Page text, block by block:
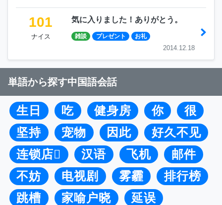
101
ナイス
気に入りました！ありがとう。
雑談 プレゼント お礼
2014.12.18
単語から探す中国語会話
生日 吃 健身房 你
很
坚持
宠物 因此
好久不见
连锁店
汉语 飞机
邮件
不妨
电视剧 雾霾
排行榜
跳槽
家喻户晓 延误